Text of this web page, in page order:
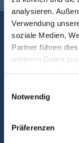
analysieren.
Verwendung
soziale Medien,
Partner führen
weiteren Daten
Notwendig
Präferenzen
Akademie
Über uns
FAQ
Unsere Experten